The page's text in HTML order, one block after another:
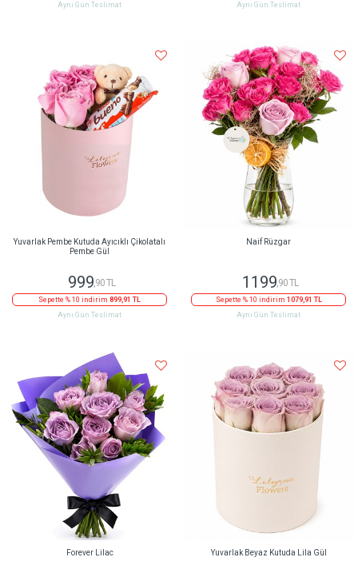
Aynı Gün Teslimat
Aynı Gün Teslimat
Yuvarlak Pembe Kutuda Ayıcıklı Çikolatalı
Pembe Gül
999,90 TL
Sepette % 10 indirim 899,91 TL
Aynı Gün Teslimat
Naif Rüzgar
1199,90 TL
Sepette % 10 indirim 1079,91 TL
Aynı Gün Teslimat
Forever Lilac Yuvarlak Beyaz Kutuda Lila Gül